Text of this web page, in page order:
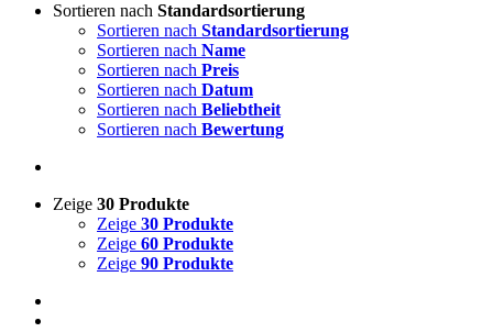
Sortieren nach Standardsortierung
Sortieren nach Standardsortierung
Sortieren nach Name
Sortieren nach Preis
Sortieren nach Datum
Sortieren nach Beliebtheit
Sortieren nach Bewertung
Zeige 30 Produkte
Zeige 30 Produkte
Zeige 60 Produkte
Zeige 90 Produkte